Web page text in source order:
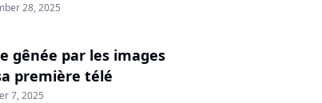
28, 2025
gênée par les images
première télé
7, 2025